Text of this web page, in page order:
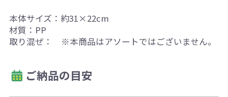
本体サイズ：約31×22cm
材質：PP
取り混ぜ： ※本商品はアソートではございません。
ご納品の目安